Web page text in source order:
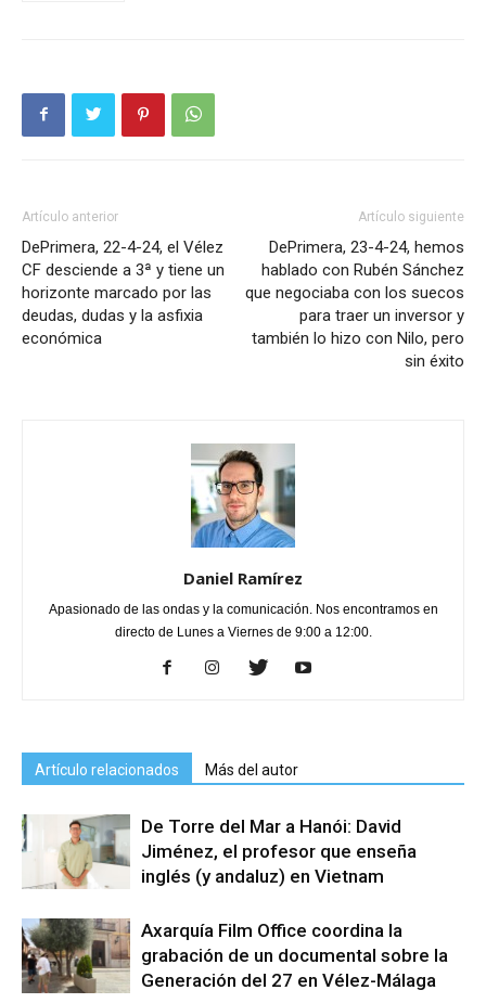
Artículo anterior
DePrimera, 22-4-24, el Vélez
CF desciende a 3ª y tiene un
horizonte marcado por las
deudas, dudas y la asfixia
económica
Artículo siguiente
DePrimera, 23-4-24, hemos
hablado con Rubén Sánchez
que negociaba con los suecos
para traer un inversor y
también lo hizo con Nilo, pero
sin éxito
Daniel Ramírez
Apasionado de las ondas y la comunicación. Nos encontramos en
directo de Lunes a Viernes de 9:00 a 12:00.
Artículo relacionados Más del autor
De Torre del Mar a Hanói: David
Jiménez, el profesor que enseña
inglés (y andaluz) en Vietnam
Axarquía Film Office coordina la
grabación de un documental sobre la
Generación del 27 en Vélez-Málaga